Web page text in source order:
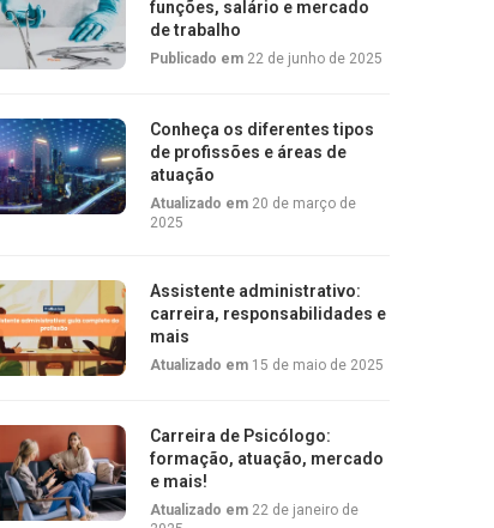
funções, salário e mercado
de trabalho
Publicado em 22 de junho de 2025
Conheça os diferentes tipos
de profissões e áreas de
atuação
Atualizado em 20 de março de
2025
Assistente administrativo:
carreira, responsabilidades e
mais
Atualizado em 15 de maio de 2025
Carreira de Psicólogo:
formação, atuação, mercado
e mais!
Atualizado em 22 de janeiro de